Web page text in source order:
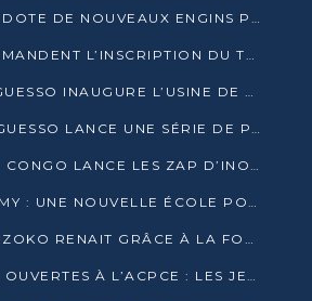
POINTE-NOIRE SE DOTE DE NOUVEAUX ENGINS POUR L’ASSAINISSEMENT ET L’ENTRETIEN ROUTIER
DES MÉDECINS DEMANDENT L’INSCRIPTION DU TRAITEMENT DU PIED-BOT DANS LES CURSUS UNIVERSITAIRES
DÉNIS SASSOU N’GUESSO INAUGURE L’USINE DE VALORISATION DU GAZ ASSOCIÉ
DENIS SASSOU-N’GUESSO LANCE UNE SÉRIE DE PROJETS DANS LE KOUILOU
AGRICULTURE : LE CONGO LANCE LES ZAP D’INONI ET YONO
BE GREEN ACADEMY : UNE NOUVELLE ÉCOLE POUR LES MÉTIERS DE L’ÉCOLOGIE À POINTE-NOIRE
L’ÉCOLE PIERRE NZOKO RENAIT GRÂCE À LA FONDATION MUCODEC
JOURNÉE PORTES OUVERTES À L’ACPCE : LES JEUNES EN IMMERSION DANS L’ENTREPRISE